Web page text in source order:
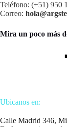
Teléfono: (+51) 950
Correo:
Mira un poco más
Ubicanos en:
Calle Madrid 346,